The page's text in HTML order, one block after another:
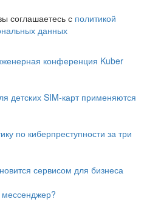
соглашаетесь с политикой
данных
конференция Kuber
детских SIM-карт применяются
по киберпреступности за три
сервисом для бизнеса